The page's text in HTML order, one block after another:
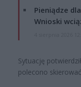
Pieniądze
Wnioski
Sytuację
polecono